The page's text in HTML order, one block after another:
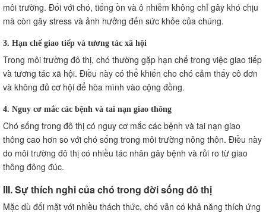
môi trường. Đối với chó, tiếng ồn và ô nhiễm không chỉ gây khó chịu
mà còn gây stress và ảnh hưởng đến sức khỏe của chúng.
3. Hạn chế giao tiếp và tương tác xã hội
Trong môi trường đô thị, chó thường gặp hạn chế trong việc giao tiếp
và tương tác xã hội. Điều này có thể khiến cho chó cảm thấy cô đơn
và không đủ cơ hội để hòa mình vào cộng đồng.
4. Nguy cơ mắc các bệnh và tai nạn giao thông
Chó sống trong đô thị có nguy cơ mắc các bệnh và tai nạn giao
thông cao hơn so với chó sống trong môi trường nông thôn. Điều này
do môi trường đô thị có nhiều tác nhân gây bệnh và rủi ro từ giao
thông đông đúc.
III. Sự thích nghi của chó trong đời sống đô thị
Mặc dù đối mặt với nhiều thách thức, chó vẫn có khả năng thích ứng